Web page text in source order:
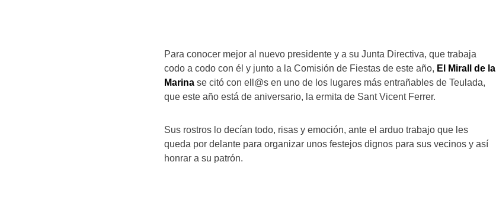
Para conocer mejor al nuevo presidente y a su Junta Directiva, que trabaja
codo a codo con él y junto a la Comisión de Fiestas de este año, El Mirall de la
Marina se citó con ell@s en uno de los lugares más entrañables de Teulada,
que este año está de aniversario, la ermita de Sant Vicent Ferrer.
Sus rostros lo decían todo, risas y emoción, ante el arduo trabajo que les
queda por delante para organizar unos festejos dignos para sus vecinos y así
honrar a su patrón.